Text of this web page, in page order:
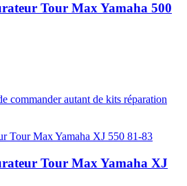
Tour Max Yamaha 500
commander autant de kits réparation
Tour Max Yamaha XJ